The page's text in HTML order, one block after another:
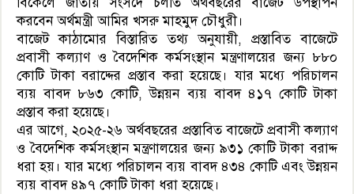
করবেন অর্থমন্ত্রী আমির খসরু মাহমুদ চৌধুরী।
বাজেট কাঠামোর বিস্তারিত তথ্য অনুযায়ী, প্রস্তাবিত বাজেটে
প্রবাসী কল্যাণ ও বৈদেশিক কর্মসংস্থান মন্ত্রণালয়ের জন্য ৮৮০
কোটি টাকা বরাদ্দের প্রস্তাব করা হয়েছে। যার মধ্যে পরিচালন
ব্যয় বাবদ ৮৬৩ কোটি, উন্নয়ন ব্যয় বাবদ ৪১৭ কোটি টাকা
প্রস্তাব করা হয়েছে।
এর আগে, ২০২৫-২৬ অর্থবছরের প্রস্তাবিত বাজেটে প্রবাসী কল্যাণ
ও বৈদেশিক কর্মসংস্থান মন্ত্রণালয়ের জন্য ৯৩১ কোটি টাকা বরাদ্দ
ধরা হয়। যার মধ্যে পরিচালন ব্যয় বাবদ ৪৩৪ কোটি এবং উন্নয়ন
ব্যয় বাবদ ৪৯৭ কোটি টাকা ধরা হয়েছে।